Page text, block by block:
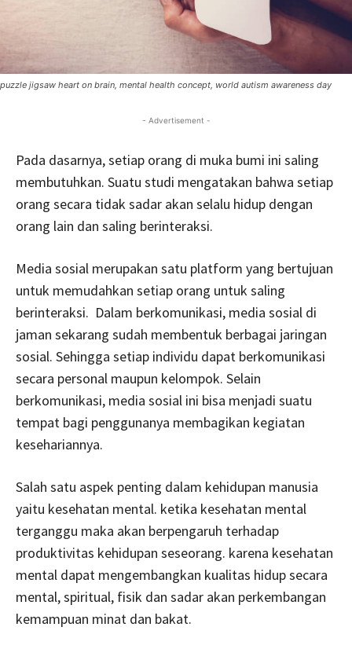
puzzle jigsaw heart on brain, mental health concept, world autism awareness day
- Advertisement -
Pada dasarnya, setiap orang di muka bumi ini saling
membutuhkan. Suatu studi mengatakan bahwa setiap
orang secara tidak sadar akan selalu hidup dengan
orang lain dan saling berinteraksi.
Media sosial merupakan satu platform yang bertujuan
untuk memudahkan setiap orang untuk saling
berinteraksi. Dalam berkomunikasi, media sosial di
jaman sekarang sudah membentuk berbagai jaringan
sosial. Sehingga setiap individu dapat berkomunikasi
secara personal maupun kelompok. Selain
berkomunikasi, media sosial ini bisa menjadi suatu
tempat bagi penggunanya membagikan kegiatan
kesehariannya.
Salah satu aspek penting dalam kehidupan manusia
yaitu kesehatan mental. ketika kesehatan mental
terganggu maka akan berpengaruh terhadap
produktivitas kehidupan seseorang. karena kesehatan
mental dapat mengembangkan kualitas hidup secara
mental, spiritual, fisik dan sadar akan perkembangan
kemampuan minat dan bakat.